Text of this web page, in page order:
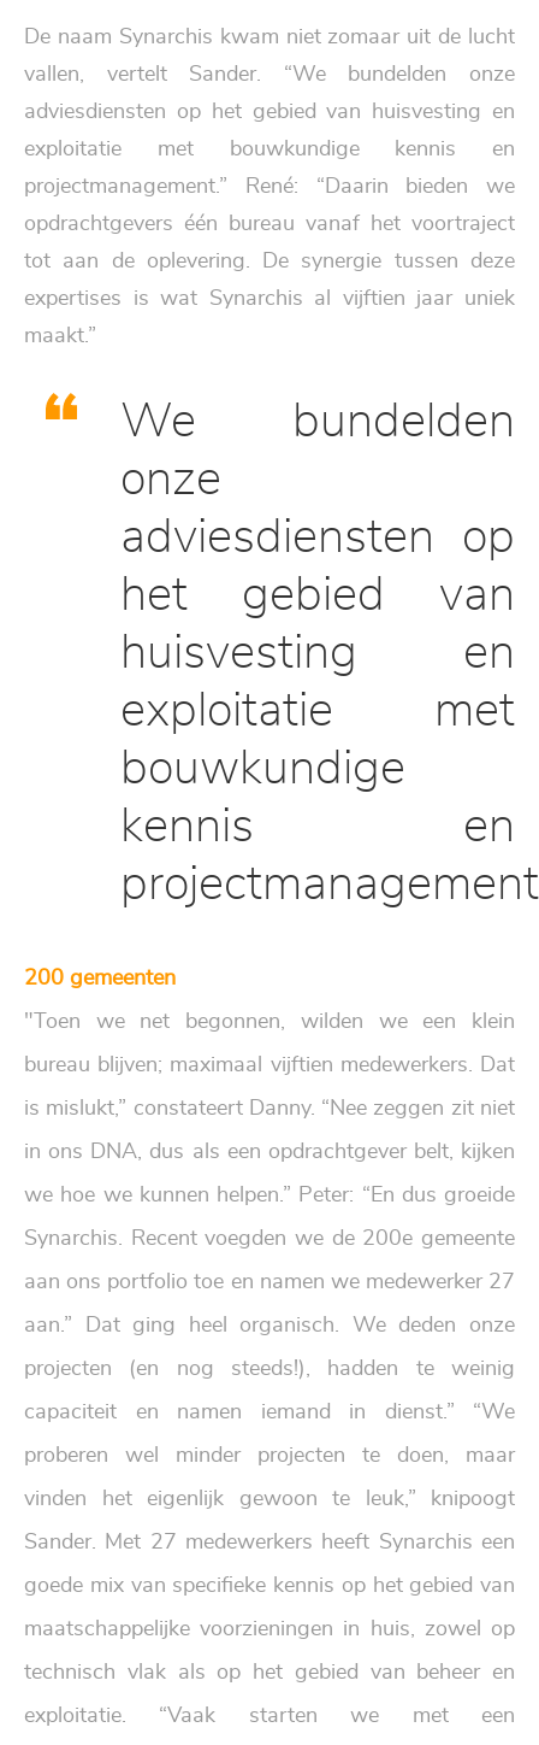
De naam Synarchis kwam niet zomaar uit de lucht
vallen, vertelt Sander. “We bundelden onze
adviesdiensten op het gebied van huisvesting en
exploitatie met bouwkundige kennis en
projectmanagement.” René: “Daarin bieden we
opdrachtgevers één bureau vanaf het voortraject
tot aan de oplevering. De synergie tussen deze
expertises is wat Synarchis al vijftien jaar uniek
maakt.”
We bundelden
onze
adviesdiensten op
het gebied van
huisvesting en
exploitatie met
bouwkundige
kennis en
200 gemeenten
"Toen we net begonnen, wilden we een klein
bureau blijven; maximaal vijftien medewerkers. Dat
is mislukt,” constateert Danny. “Nee zeggen zit niet
in ons DNA, dus als een opdrachtgever belt, kijken
we hoe we kunnen helpen.” Peter: “En dus groeide
Synarchis. Recent voegden we de 200e gemeente
aan ons portfolio toe en namen we medewerker 27
aan.” Dat ging heel organisch. We deden onze
projecten (en nog steeds!), hadden te weinig
capaciteit en namen iemand in dienst.” “We
proberen wel minder projecten te doen, maar
vinden het eigenlijk gewoon te leuk,” knipoogt
Sander. Met 27 medewerkers heeft Synarchis een
goede mix van specifieke kennis op het gebied van
maatschappelijke voorzieningen in huis, zowel op
technisch vlak als op het gebied van beheer en
exploitatie. “Vaak starten we met een